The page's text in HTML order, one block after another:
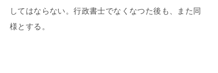
してはならない。行政書士でなくなつた後も、また同
様とする。